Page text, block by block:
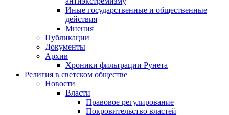
Иные государственные и общественные
действия
Мнения
Публикации
Документы
Архив
Хроники фильтрации Рунета
Религия в светском обществе
Новости
Власти
Правовое регулирование
Покровительство властей